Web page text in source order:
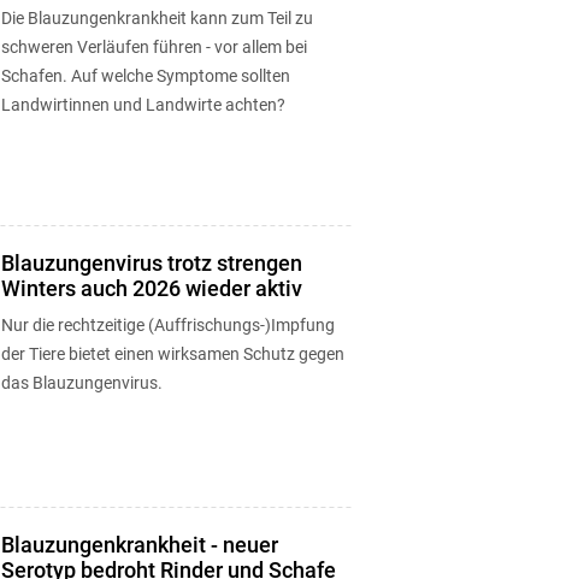
Die Blauzungenkrankheit kann zum Teil zu
schweren Verläufen führen - vor allem bei
Schafen. Auf welche Symptome sollten
Landwirtinnen und Landwirte achten?
Blauzungenvirus trotz strengen
Winters auch 2026 wieder aktiv
Nur die rechtzeitige (Auffrischungs-)Impfung
der Tiere bietet einen wirksamen Schutz gegen
das Blauzungenvirus.
Blauzungenkrankheit - neuer
Serotyp bedroht Rinder und Schafe